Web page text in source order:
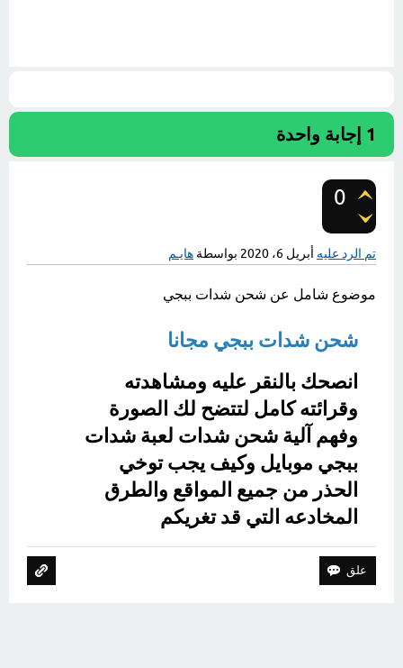
1 إجابة واحدة
0
تم الرد عليه أبريل 6، 2020 بواسطة هايـم
موضوع شامل عن شحن شدات ببجي
شحن شدات ببجي مجانا
انصحك بالنقر عليه ومشاهدته
وقرائته كامل لتتضح لك الصورة
وفهم آلية شحن شدات لعبة شدات
ببجي موبايل وكيف يجب توخي
الحذر من جميع المواقع والطرق
المخادعه التي قد تغريكم